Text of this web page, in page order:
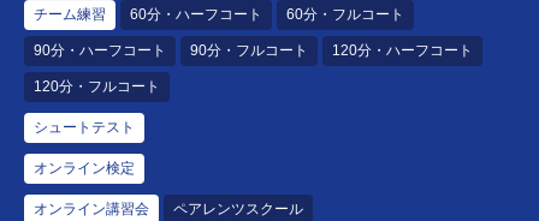
チーム練習 60分・ハーフコート 60分・フルコート
90分・ハーフコート 90分・フルコート 120分・ハーフコート
120分・フルコート
シュートテスト
オンライン検定
オンライン講習会 ペアレンツスクール